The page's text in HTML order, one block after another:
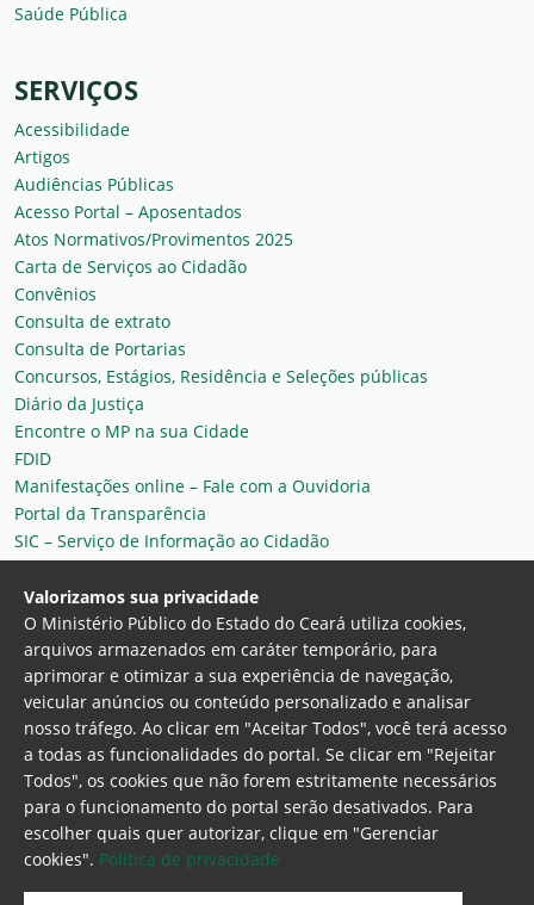
Saúde Pública
SERVIÇOS
Acessibilidade
Artigos
Audiências Públicas
Acesso Portal – Aposentados
Atos Normativos/Provimentos 2025
Carta de Serviços ao Cidadão
Convênios
Consulta de extrato
Consulta de Portarias
Concursos, Estágios, Residência e Seleções públicas
Diário da Justiça
Encontre o MP na sua Cidade
FDID
Manifestações online – Fale com a Ouvidoria
Portal da Transparência
SIC – Serviço de Informação ao Cidadão
Plantão MP do Ceará
Secretaria Geral
Ministério Público do Estado do Ceará
Procuradoria Geral de Justiça Av. Gen. Afonso
Albuquerque Lima, 130 - Cambeba - CEP:
60.822-325 - Fortaleza, Ceará. Brasil
Valorizamos sua privacidade
O Ministério Público do Estado do Ceará utiliza cookies,
arquivos armazenados em caráter temporário, para
aprimorar e otimizar a sua experiência de navegação,
veicular anúncios ou conteúdo personalizado e analisar
nosso tráfego. Ao clicar em "Aceitar Todos", você terá acesso
a todas as funcionalidades do portal. Se clicar em "Rejeitar
Todos", os cookies que não forem estritamente necessários
para o funcionamento do portal serão desativados. Para
escolher quais quer autorizar, clique em "Gerenciar
cookies". Politica de privacidade